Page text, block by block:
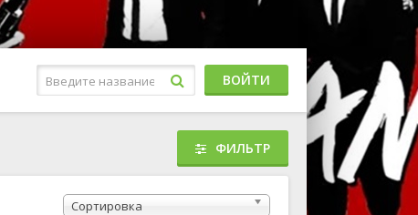
ВОЙТИ
ФИЛЬТР
Сортировка